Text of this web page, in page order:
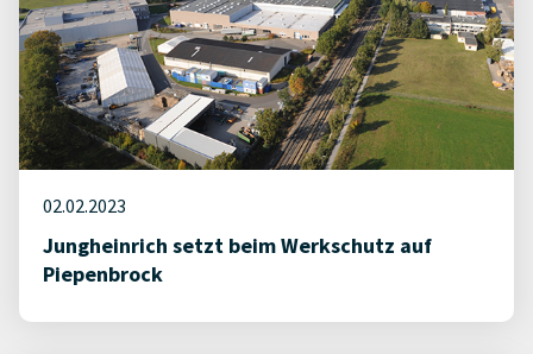
02.02.2023
Jungheinrich setzt beim Werkschutz auf
Piepenbrock